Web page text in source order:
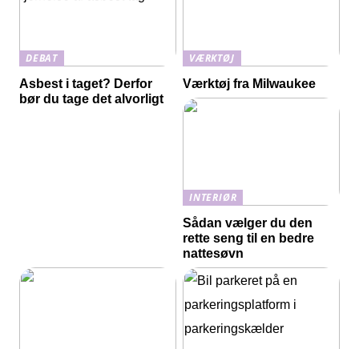
DEBAT
Asbest i taget? Derfor
bør du tage det alvorligt
VÆRKTØJ
Værktøj fra Milwaukee
INTERIØR
Sådan vælger du den
rette seng til en bedre
nattesøvn